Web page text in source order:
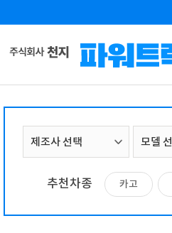
추천차종 카고